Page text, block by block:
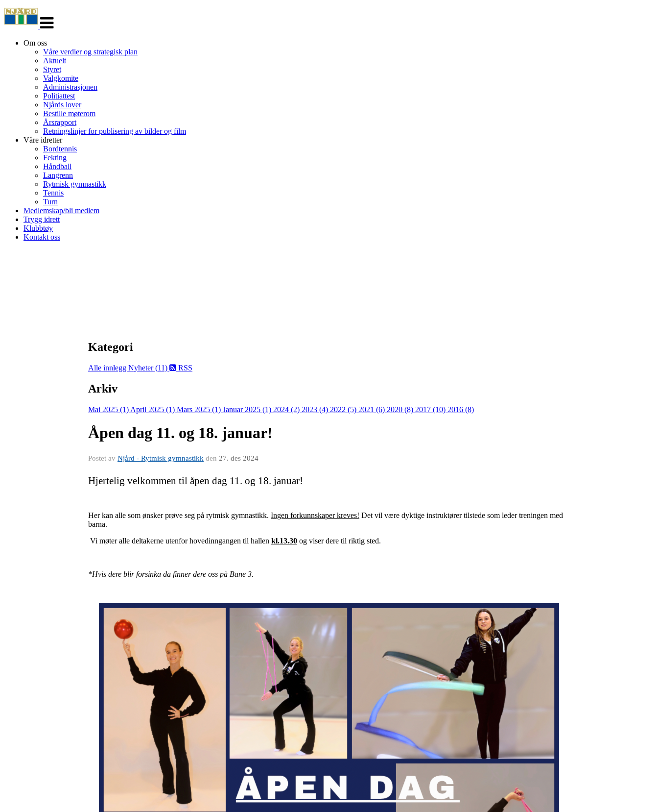
navigasjon
Om oss
Våre verdier og strategisk plan
Aktuelt
Styret
Valgkomite
Administrasjonen
Politiattest
Njårds lover
Bestille møterom
Årsrapport
Retningslinjer for publisering av bilder og film
Våre idretter
Bordtennis
Fekting
Håndball
Langrenn
Rytmisk gymnastikk
Tennis
Turn
Medlemskap/bli medlem
Trygg idrett
Klubbtøy
Kontakt oss
Kategori
Alle innlegg Nyheter (11) RSS
Arkiv
Mai 2025 (1) April 2025 (1) Mars 2025 (1) Januar 2025 (1) 2024 (2) 2023 (4) 2022 (5) 2021 (6) 2020 (8) 2017 (10) 2016 (8)
Åpen dag 11. og 18. januar!
Postet av Njård - Rytmisk gymnastikk den 27. des 2024
Hjertelig velkommen til åpen dag 11. og 18. januar!
Her kan alle som ønsker prøve seg på rytmisk gymnastikk. Ingen forkunnskaper kreves! Det vil være dyktige instruktører tilstede som leder treningen med
barna.
Vi møter alle deltakerne utenfor hovedinngangen til hallen kl.13.30 og viser dere til riktig sted.
*Hvis dere blir forsinka da finner dere oss på Bane 3.